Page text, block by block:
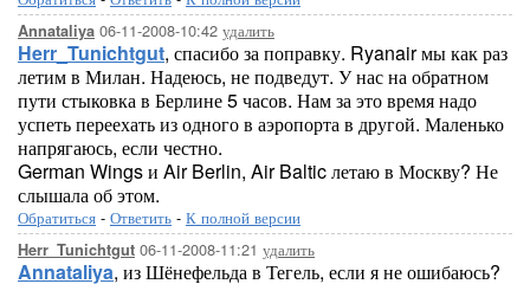
Annataliya 06-11-2008-10:42 удалить
Herr_Tunichtgut, спасибо за поправку. Ryanair мы как раз
летим в Милан. Надеюсь, не подведут. У нас на обратном
пути стыковка в Берлине 5 часов. Нам за это время надо
успеть переехать из одного в аэропорта в другой. Маленько
напрягаюсь, если честно.
German Wings и Air Berlin, Air Baltic летаю в Москву? Не
слышала об этом.
Обратиться - Ответить - К полной версии
Herr_Tunichtgut 06-11-2008-11:21 удалить
Annataliya, из Шёнефельда в Тегель, если я не ошибаюсь?